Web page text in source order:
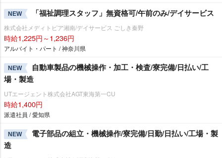
NEW 「福祉調理スタッフ」無資格可/午前のみ/デイサービス
株式会社メディトピア湘南/デイサービス ごしき秦野
時給1,225円～1,236円
アルバイト・パート / 神奈川県
NEW
自動車製品の機械操作・加工・検査/寮完備/日払い/工
場・製造
UTエージェント株式会社AGT東海第一CU
時給1,400円
派遣社員 / 愛知県
NEW
電子部品の組立・機械操作/寮完備/日勤/日払い/工場・製
造